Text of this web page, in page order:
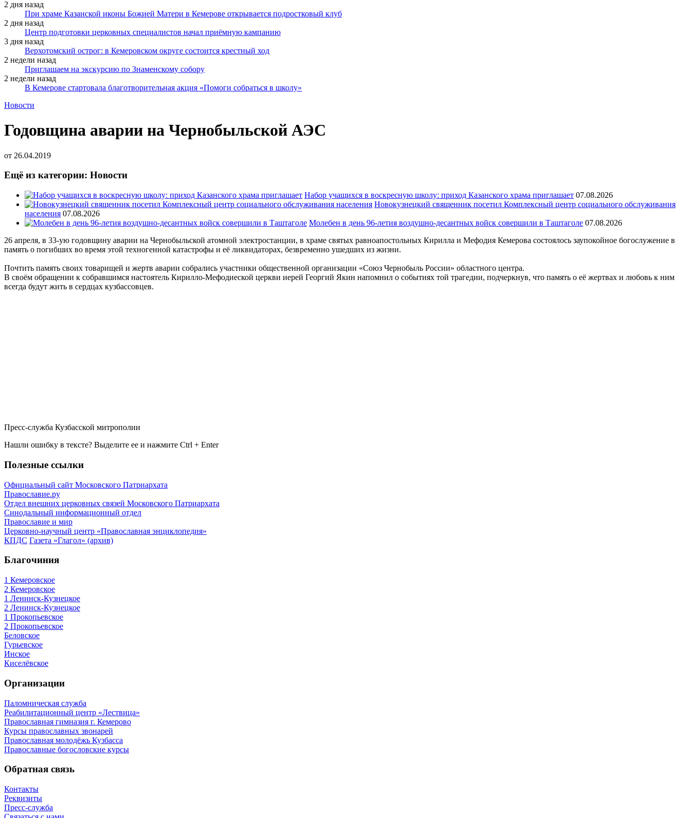
2 дня назад
При храме Казанской иконы Божией Матери в Кемерове открывается подростковый клуб
2 дня назад
Центр подготовки церковных специалистов начал приёмную кампанию
3 дня назад
Верхотомский острог: в Кемеровском округе состоится крестный ход
2 недели назад
Приглашаем на экскурсию по Знаменскому собору
2 недели назад
В Кемерове стартовала благотворительная акция «Помоги собраться в школу»
Новости
Годовщина аварии на Чернобыльской АЭС
от 26.04.2019
Ещё из категории: Новости
Набор учащихся в воскресную школу: приход Казанского храма приглашает 07.08.2026
Новокузнецкий священник посетил Комплексный центр социального обслуживания
населения 07.08.2026
Молебен в день 96-летия воздушно-десантных войск совершили в Таштаголе 07.08.2026
26 апреля, в 33-ую годовщину аварии на Чернобыльской атомной электростанции, в храме святых равноапостольных Кирилла и Мефодия Кемерова состоялось заупокойное богослужение в
память о погибших во время этой техногенной катастрофы и её ликвидаторах, безвременно ушедших из жизни.
Почтить память своих товарищей и жертв аварии собрались участники общественной организации «Союз Чернобыль России» областного центра.
В своём обращении к собравшимся настоятель Кирилло-Мефодиеской церкви иерей Георгий Якин напомнил о событиях той трагедии, подчеркнув, что память о её жертвах и любовь к ним
всегда будут жить в сердцах кузбассовцев.
Пресс-служба Кузбасской митрополии
Нашли ошибку в тексте? Выделите ее и нажмите Ctrl + Enter
Полезные ссылки
Официальный сайт Московского Патриархата
Православие.ру
Отдел внешних церковных связей Московского Патриархата
Синодальный информационный отдел
Православие и мир
Церковно-научный центр «Православная энциклопедия»
КПДС Газета «Глагол» (архив)
Благочиния
1 Кемеровское
2 Кемеровское
1 Ленинск-Кузнецкое
2 Ленинск-Кузнецкое
1 Прокопьевское
2 Прокопьевское
Беловское
Гурьевское
Инское
Киселёвское
Организации
Паломническая служба
Реабилитационный центр «Лествица»
Православная гимназия г. Кемерово
Курсы православных звонарей
Православная молодёжь Кузбасса
Православные богословские курсы
Обратная связь
Контакты
Реквизиты
Пресс-служба